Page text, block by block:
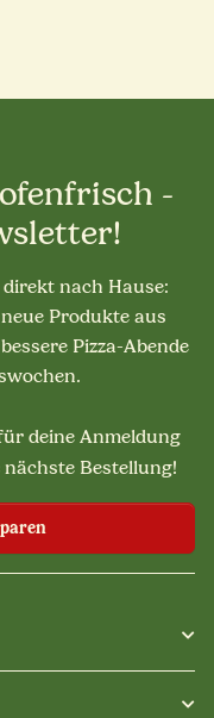
-
nach Hause:
Produkte aus
Pizza-Abende
deine Anmeldung
Bestellung!